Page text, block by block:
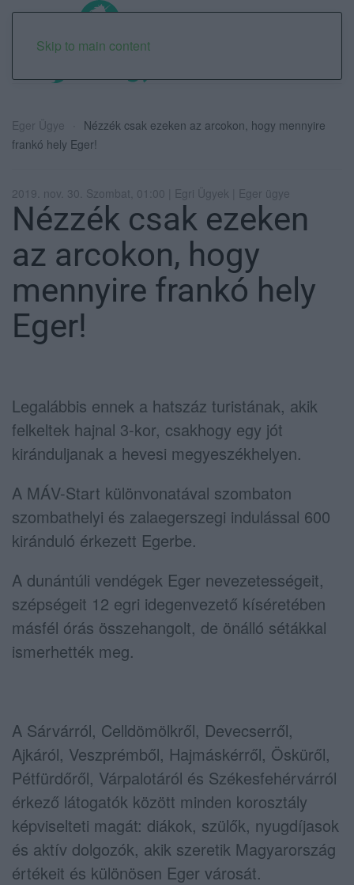
Skip to main content
Eger Ügye
Nézzék csak ezeken az arcokon, hogy mennyire
frankó hely Eger!
2019. nov. 30. Szombat, 01:00 | Egri Ügyek | Eger ügye
Nézzék csak ezeken
az arcokon, hogy
mennyire frankó hely
Eger!
Legalábbis ennek a hatszáz turistának, akik
felkeltek hajnal 3-kor, csakhogy egy jót
kiránduljanak a hevesi megyeszékhelyen.
A MÁV-Start különvonatával szombaton
szombathelyi és zalaegerszegi indulással 600
kiránduló érkezett Egerbe.
A dunántúli vendégek Eger nevezetességeit,
szépségeit 12 egri idegenvezető kíséretében
másfél órás összehangolt, de önálló sétákkal
ismerhették meg.
A Sárvárról, Celldömölkről, Devecserről,
Ajkáról, Veszprémből, Hajmáskérről, Ösküről,
Pétfürdőről, Várpalotáról és Székesfehérvárról
érkező látogatók között minden korosztály
képviselteti magát: diákok, szülők, nyugdíjasok
és aktív dolgozók, akik szeretik Magyarország
értékeit és különösen Eger városát.